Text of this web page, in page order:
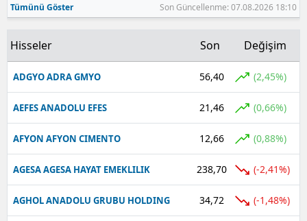
Tümünü Göster Son Güncellenme: 07.08.2026 18:10
Hisseler Son Değişim
ADGYO ADRA GMYO 56,40 (2,45%)
AEFES ANADOLU EFES 21,46 (0,66%)
AFYON AFYON CIMENTO 12,66 (0,88%)
AGESA AGESA HAYAT EMEKLILIK 238,70 (-2,41%)
AGHOL ANADOLU GRUBU HOLDING 34,72 (-1,48%)